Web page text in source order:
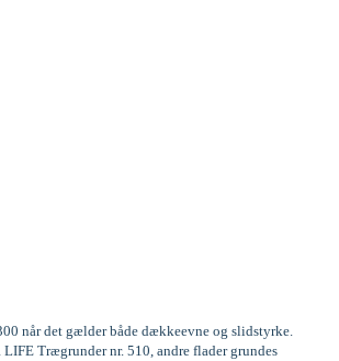
når det gælder både dækkeevne og slidstyrke.
Trægrunder nr. 510, andre flader grundes